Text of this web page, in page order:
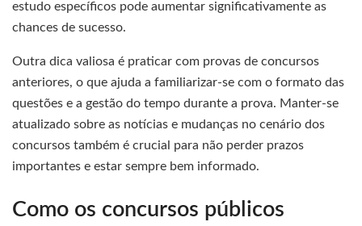
estudo específicos pode aumentar significativamente as
chances de sucesso.
Outra dica valiosa é praticar com provas de concursos
anteriores, o que ajuda a familiarizar-se com o formato das
questões e a gestão do tempo durante a prova. Manter-se
atualizado sobre as notícias e mudanças no cenário dos
concursos também é crucial para não perder prazos
importantes e estar sempre bem informado.
Como os concursos públicos